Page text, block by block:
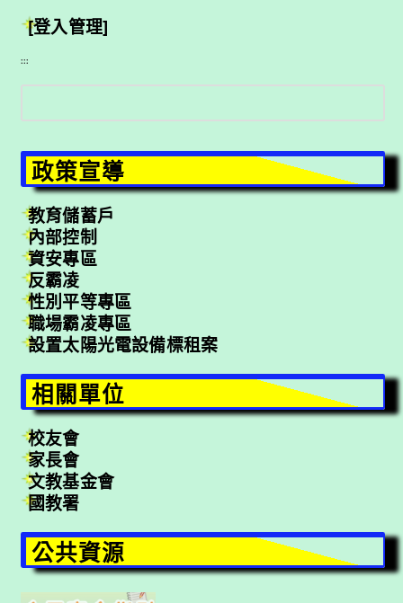
[登入管理]
:::
搜
尋
政策宣導
教育儲蓄戶
內部控制
資安專區
反霸凌
性別平等專區
職場霸凌專區
設置太陽光電設備標租案
相關單位
校友會
家長會
文教基金會
國教署
公共資源